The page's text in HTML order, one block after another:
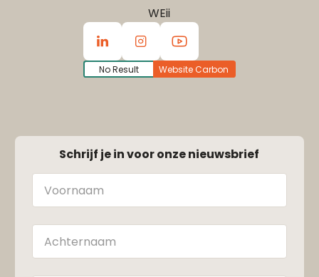
WEii
No Result Website Carbon
Schrijf je in voor onze nieuwsbrief
Naam
Achternaam